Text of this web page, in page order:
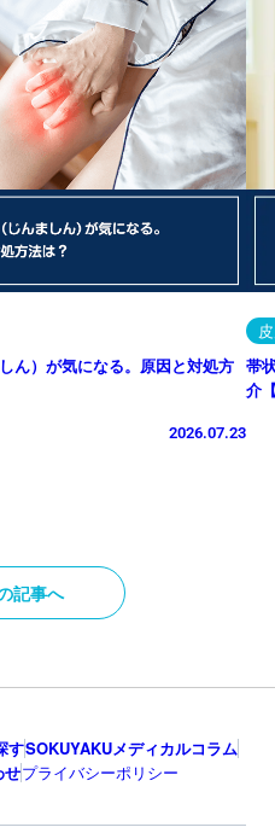
ん）が気になる。原因と対処方
2026.07.23
帯
介
記事へ
すSOKUYAKUメディカルコラム
せプライバシーポリシー